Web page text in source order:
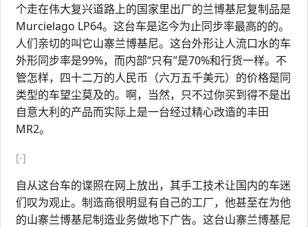
个走在伟大复兴道路上的国家里出厂的兰博基尼复制品是
Murcielago LP64。这台车是迄今为止同步率最高的的。
人们亲切的叫它山寨兰博基尼。这台外形让人流口水的车
外形同步率是99%，而内部“只有”是70%和行货一样。不
管怎样，四十二万的人民币（六万五千美元）的价格是同
类型的车望尘莫及的。啊，当然，只不过你买到得不是出
自意大利的产品而实际上是一台经过精心改造的丰田
MR2。
[-]
自从这台车的谍照在网上放出，其手工技术让国内的车迷
们叹为观止。制造商很明显有自己的工厂，他甚至在为他
的山寨兰博基尼制造业务做地下广告。这台山寨兰博基尼